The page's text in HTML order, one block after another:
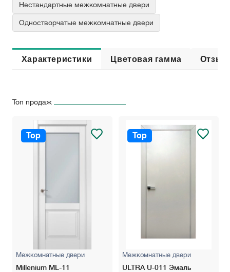
Нестандартные межкомнатные двери
Одностворчатые межкомнатные двери
Характеристики Цветовая гамма
Топ продаж
Top
Межкомнатные двери
Millenium ML-11
Top
Межкомнатные двери
ULTRA U-011 Эмаль